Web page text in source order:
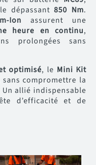
dépassant850 Nm.
Ion assurent une
heure en continu,
prolongées sans
optimisé, le Mini Kit
compromettre la
allié indispensable
d’efficacité et de